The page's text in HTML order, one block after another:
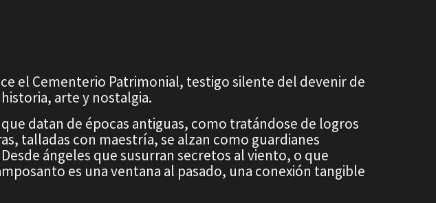
el Cementerio Patrimonial, testigo silente del devenir de
arte y nostalgia.
datan de épocas antiguas, como tratándose de logros
talladas con maestría, se alzan como guardianes
ángeles que susurran secretos al viento, o que
es una ventana al pasado, una conexión tangible